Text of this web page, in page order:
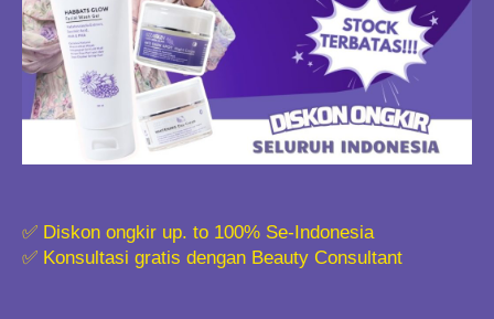
✅ Diskon ongkir up. to 100% Se-Indonesia
✅ Konsultasi gratis dengan Beauty Consultant